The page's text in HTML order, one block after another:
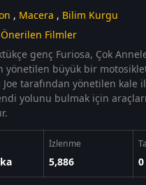
, Macera , Bilim Kurgu
Önerilen Filmler
genç Furiosa, Çok
yönetilen büyük bir
tarafından yönetilen kale
yolunu bulmak için
İzlenme
5,886 0